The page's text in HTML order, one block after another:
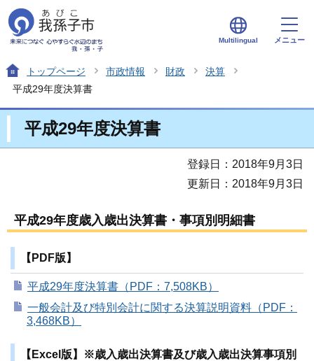
Multilingual メニュー
トップページ 市政情報 財政
決算
平成29年度決算書
平成29年度決算書
登録日：2018年9月3日
更新日：2018年9月3日
平成29年度歳入歳出決算書・事項別明細書
【PDF版】
平成29年度決算書（PDF：7,508KB）
一般会計及び特別会計に関する決算説明資料（PDF：
3,468KB）
【Excel版】※歳入歳出決算書及び歳入歳出決算事項別